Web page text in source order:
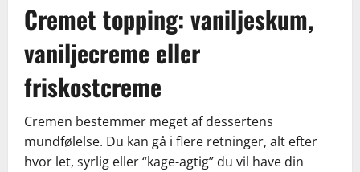
Cremet topping: vaniljeskum,
vaniljecreme eller
friskostcreme
Cremen bestemmer meget af dessertens
mundfølelse. Du kan gå i flere retninger, alt efter
hvor let, syrlig eller “kage-agtig” du vil have din